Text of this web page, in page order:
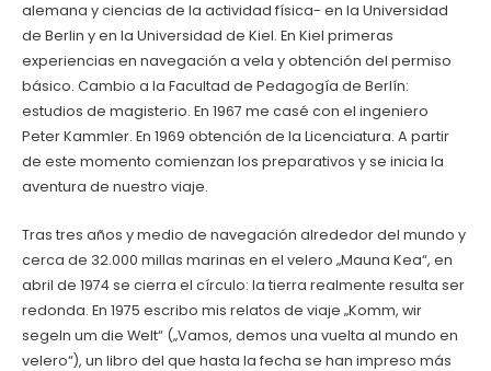
alemana y ciencias de la actividad física- en la Universidad
de Berlin y en la Universidad de Kiel. En Kiel primeras
experiencias en navegación a vela y obtención del permiso
básico. Cambio a la Facultad de Pedagogía de Berlín:
estudios de magisterio. En 1967 me casé con el ingeniero
Peter Kammler. En 1969 obtención de la Licenciatura. A partir
de este momento comienzan los preparativos y se inicia la
aventura de nuestro viaje.
Tras tres años y medio de navegación alrededor del mundo y
cerca de 32.000 millas marinas en el velero „Mauna Kea“, en
abril de 1974 se cierra el círculo: la tierra realmente resulta ser
redonda. En 1975 escribo mis relatos de viaje „Komm, wir
segeln um die Welt“ („Vamos, demos una vuelta al mundo en
velero“), un libro del que hasta la fecha se han impreso más